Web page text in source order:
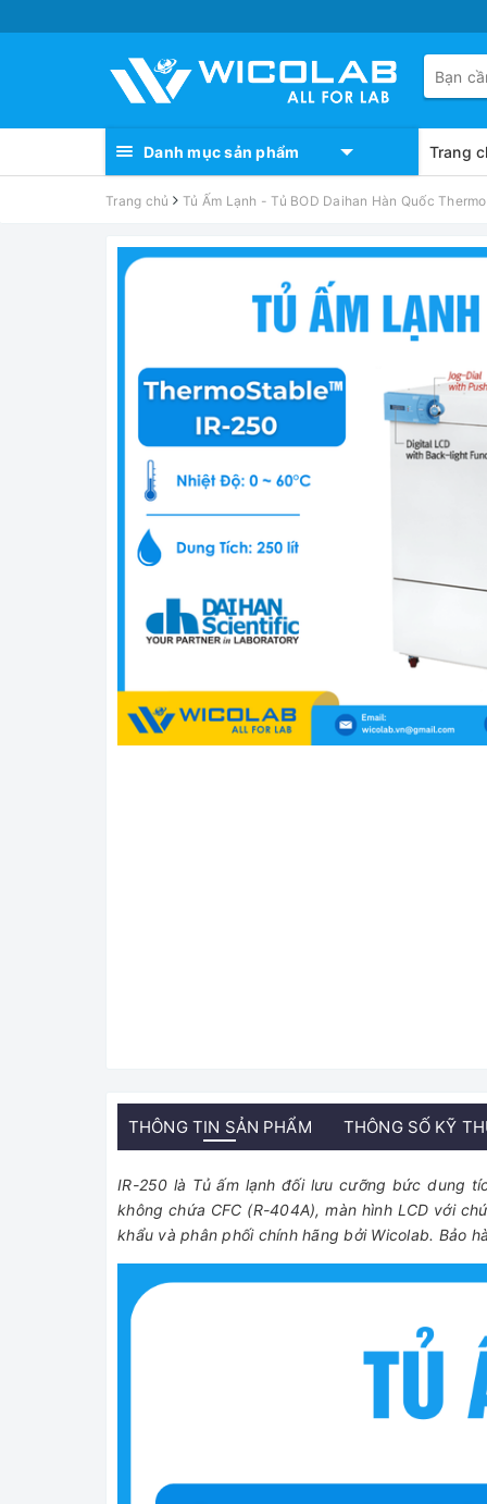
Danh mục sản phẩm Trang
Trang chủ Tủ Ấm Lạnh - Tủ BOD Daihan Hàn Quốc
THÔNG TIN SẢN PHẨM THÔNG SỐ KỸ
IR-250 là Tủ ấm lạnh đối lưu cưỡng bức
không chứa CFC (R-404A), màn hình LCD với
khẩu và phân phối chính hãng bởi Wicolab. Bảo